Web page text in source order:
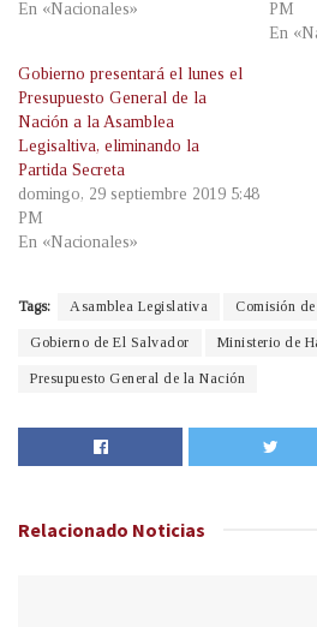
En «Nacionales»
PM
En
Gobierno presentará el lunes el
Presupuesto General de la
Nación a la Asamblea
Legisaltiva, eliminando la
Partida Secreta
domingo, 29 septiembre 2019 5:48
PM
En «Nacionales»
Tags: Asamblea Legislativa Comisión
Gobierno de El Salvador Ministerio de
Presupuesto General de la Nación
Relacionado Noticias